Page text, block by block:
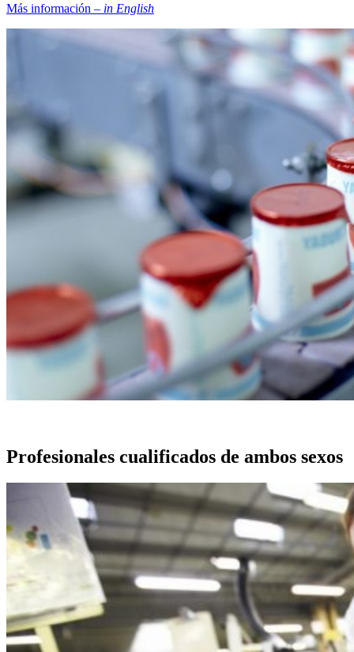
Más información – in English
Profesionales cualificados de ambos sexos